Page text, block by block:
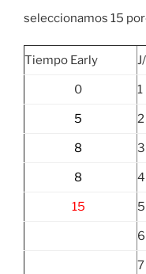
seleccionamos 15
Tiempo Early J/I
0 1
5 2
8 3
8 4
15 5
6
7